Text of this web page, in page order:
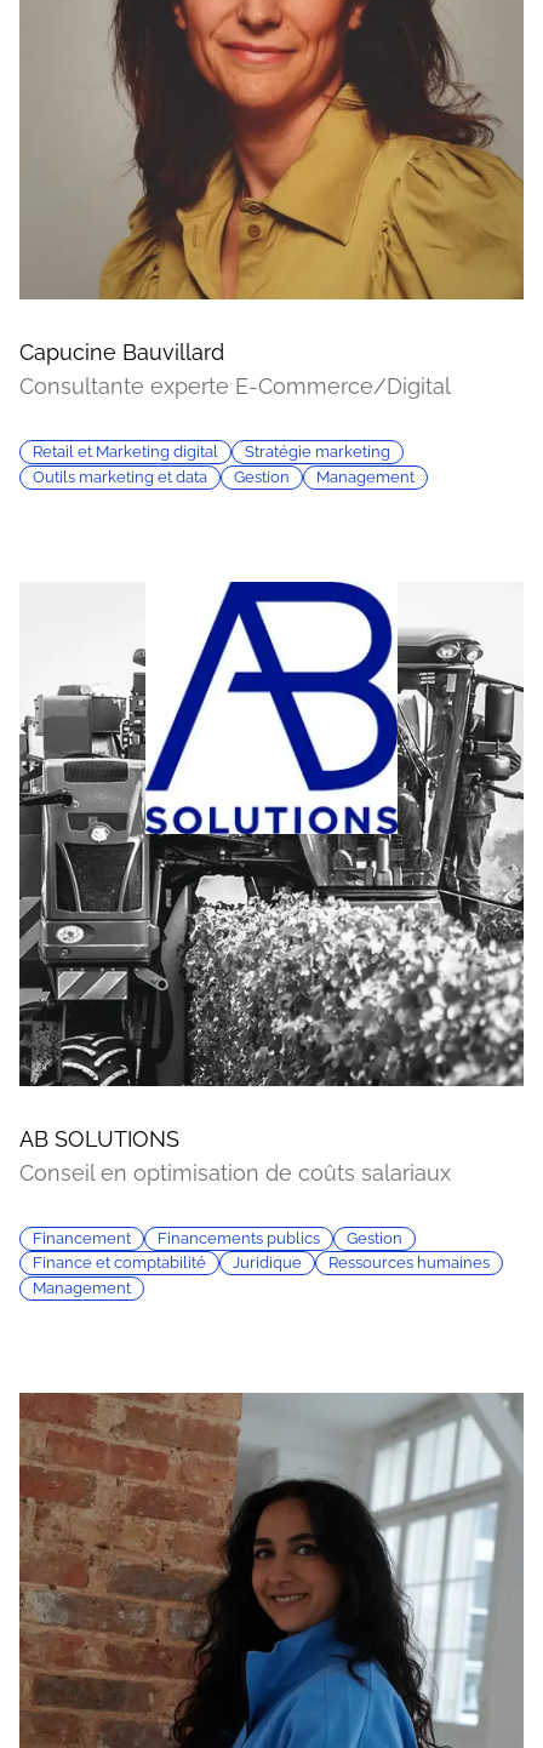
Capucine Bauvillard
Consultante experte E-Commerce/Digital
Retail et Marketing digital
Stratégie marketing
Outils marketing et data
Gestion Management
AB SOLUTIONS
Conseil en optimisation de coûts salariaux
Financement Financements publics
Gestion
Finance et comptabilité
Juridique
Ressources humaines
Management